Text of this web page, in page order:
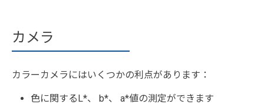
カメラ
カラーカメラにはいくつかの利点があります：
色に関するL*、 b*、 a*値の測定ができます